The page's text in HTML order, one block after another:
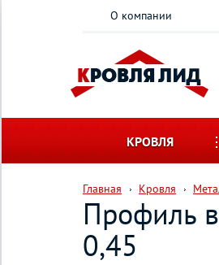
О компании
КРОВЛЯ
Главная Кровля
Профиль
0,45